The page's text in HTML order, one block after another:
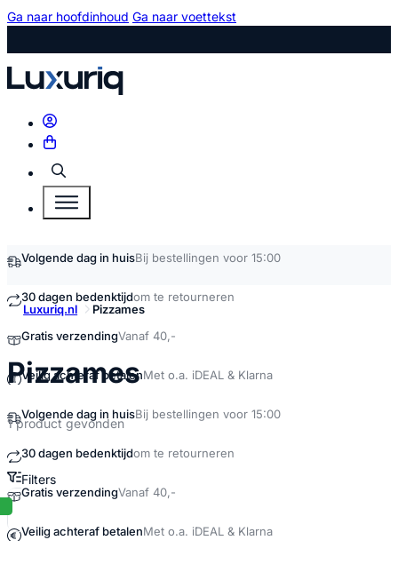
Ga naar hoofdinhoud Ga naar voettekst
Zoeken
Luxuriq.nl Pizzames
Pizzameskopen
1 product gevonden
Filters
Pizzames Producten